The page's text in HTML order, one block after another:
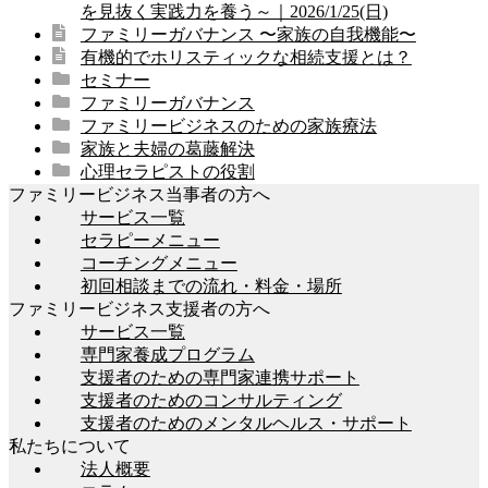
を見抜く実践力を養う～｜2026/1/25(日)
ファミリーガバナンス 〜家族の自我機能〜
有機的でホリスティックな相続支援とは？
セミナー
ファミリーガバナンス
ファミリービジネスのための家族療法
家族と夫婦の葛藤解決
心理セラピストの役割
ファミリービジネス当事者の方へ
サービス一覧
セラピーメニュー
コーチングメニュー
初回相談までの流れ・料金・場所
ファミリービジネス支援者の方へ
サービス一覧
専門家養成プログラム
支援者のための専門家連携サポート
支援者のためのコンサルティング
支援者のためのメンタルヘルス・サポート
私たちについて
法人概要